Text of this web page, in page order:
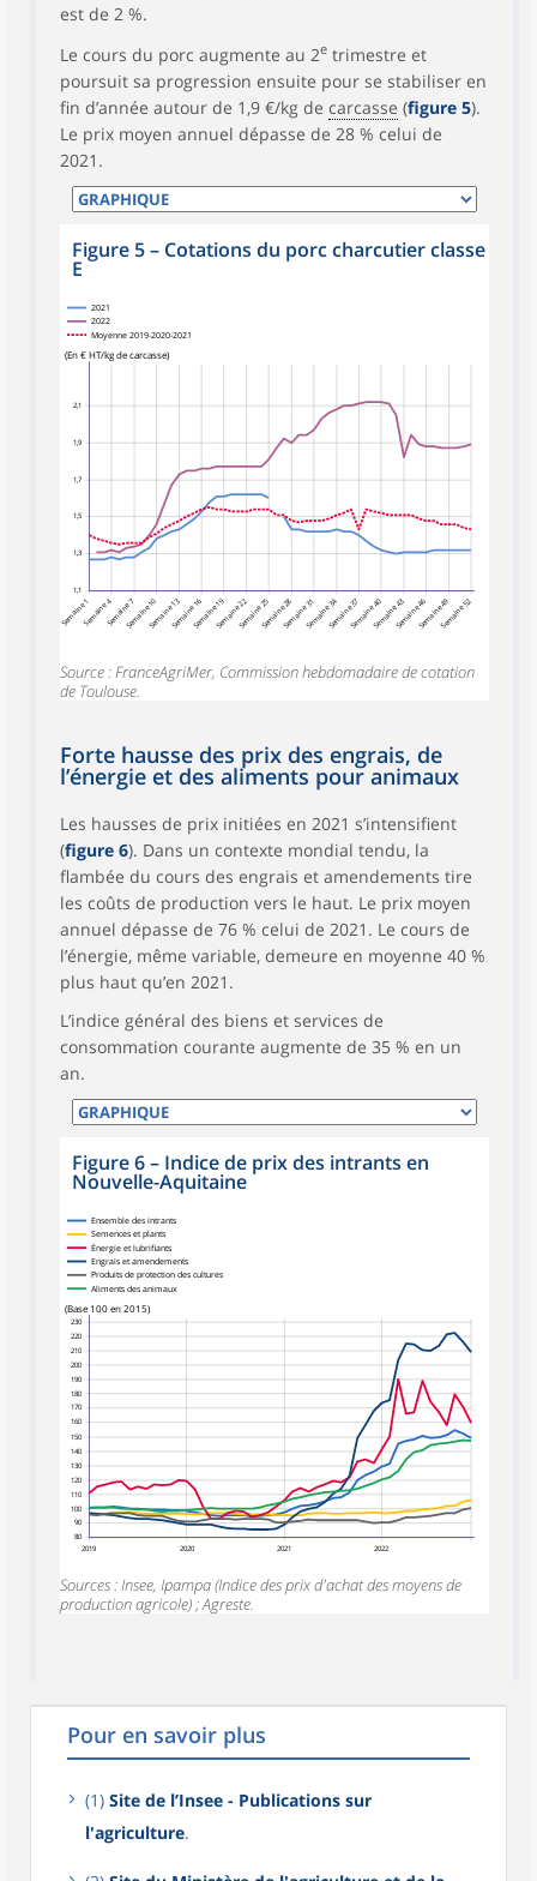
est de 2 %.
Le cours du porc augmente au 2e trimestre et
poursuit sa progression ensuite pour se stabiliser en
fin d’année autour de 1,9 €/kg de carcasse (figure 5).
Le prix moyen annuel dépasse de 28 % celui de
2021.
Figure 5– Cotations du porc charcutier classe
E
1,1
1,3
1,5
1,7
1,9
2,1
(En € HT/kg de carcasse)
Semaine 1Semaine 4Semaine 7Semaine 10Semaine 13Semaine 16Semaine 19Semaine 22Semaine 25Semaine 28Semaine 31Semaine 34Semaine 37Semaine 40Semaine 43Semaine 46Semaine 49Semaine 52
2021
2022
Moyenne 2019-2020-2021
Source : FranceAgriMer, Commission hebdomadaire de cotation
de Toulouse.
Forte hausse des prix des engrais, de
l’énergie et des aliments pour animaux
Les hausses de prix initiées en 2021 s’intensifient
(figure 6). Dans un contexte mondial tendu, la
flambée du cours des engrais et amendements tire
les coûts de production vers le haut. Le prix moyen
annuel dépasse de 76 % celui de 2021. Le cours de
l’énergie, même variable, demeure en moyenne 40 %
plus haut qu’en 2021.
L’indice général des biens et services de
consommation courante augmente de 35 % en un
an.
Figure 6– Indice de prix des intrants en
Nouvelle-Aquitaine
80
90
100
110
120
130
140
150
160
170
180
190
200
210
220
230
(Base 100 en 2015)
2019 2020 2021 2022
Ensemble des intrants
Semences et plants
Énergie et lubrifiants
Engrais et amendements
Produits de protection des cultures
Aliments des animaux
Sources : Insee, Ipampa (Indice des prix d'achat des moyens de
production agricole) ; Agreste.
Pour en savoir plus
(1) Site de l’Insee - Publications sur
l'agriculture.